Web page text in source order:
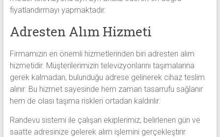
fiyatlandırmayı yapmaktadır.
Adresten Alım Hizmeti
Firmamızın en önemli hizmetlerinden biri adresten alım
hizmetidir. Müşterilerimizin televizyonlarını taşımalarına
gerek kalmadan, bulunduğu adrese gelinerek cihaz teslim
alınır. Bu hizmet sayesinde hem zaman tasarrufu sağlanır
hem de olası taşıma riskleri ortadan kaldırılır.
Randevu sistemi ile çalışan ekiplerimiz, belirlenen gün ve
saatte adresinize gelerek alım işlemini gerçekleştirir.